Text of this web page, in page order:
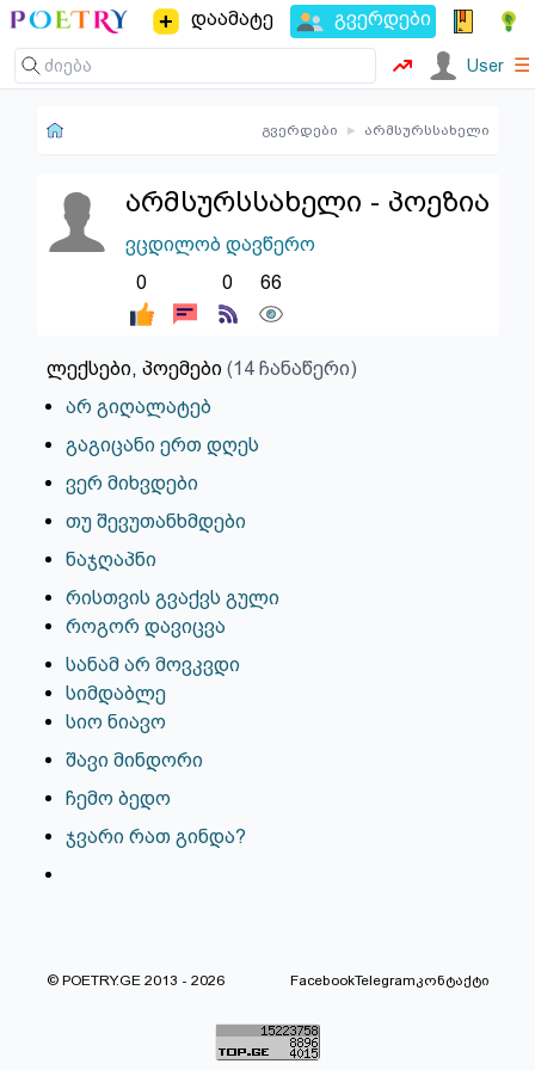
დაამატე გვერდები
User ☰
გვერდები ▸ არმსურსსახელი
არმსურსსახელი - პოეზია
ვცდილობ დავწერო
0
0 66
ლექსები, პოემები (14 ჩანაწერი)
არ გიღალატებ
გაგიცანი ერთ დღეს
ვერ მიხვდები
თუ შევუთანხმდები
ნაჯღაპნი
რისთვის გვაქვს გული
როგორ დავიცვა
სანამ არ მოვკვდი
სიმდაბლე
სიო ნიავო
შავი მინდორი
ჩემო ბედო
ჯვარი რათ გინდა?
© POETRY.GE 2013 - 2026 FacebookTelegramკონტაქტი